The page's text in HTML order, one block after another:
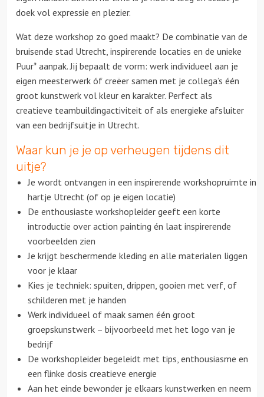
doek vol expressie en plezier.
Wat deze workshop zo goed maakt? De combinatie van de
bruisende stad Utrecht, inspirerende locaties en de unieke
Puur* aanpak. Jij bepaalt de vorm: werk individueel aan je
eigen meesterwerk óf creëer samen met je collega’s één
groot kunstwerk vol kleur en karakter. Perfect als
creatieve teambuildingactiviteit of als energieke afsluiter
van een bedrijfsuitje in Utrecht.
Waar kun je je op verheugen tijdens dit
uitje?
Je wordt ontvangen in een inspirerende workshopruimte in
hartje Utrecht (of op je eigen locatie)
De enthousiaste workshopleider geeft een korte
introductie over action painting én laat inspirerende
voorbeelden zien
Je krijgt beschermende kleding en alle materialen liggen
voor je klaar
Kies je techniek: spuiten, drippen, gooien met verf, of
schilderen met je handen
Werk individueel of maak samen één groot
groepskunstwerk – bijvoorbeeld met het logo van je
bedrijf
De workshopleider begeleidt met tips, enthousiasme en
een flinke dosis creatieve energie
Aan het einde bewonder je elkaars kunstwerken en neem